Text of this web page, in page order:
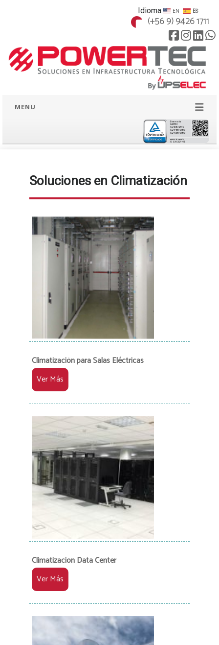
Idioma: EN ES
(+56 9) 9426 1711
MENU
Soluciones en Climatización
Climatización para Salas Eléctricas
Ver Más
Climatizacion Data Center
Ver Más